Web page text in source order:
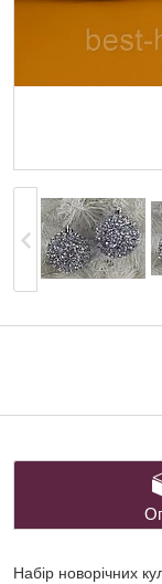
Набір новорічних